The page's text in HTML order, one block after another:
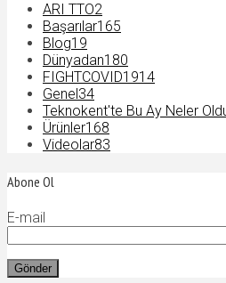
ARI TTO2
Başarılar165
Blog19
Dünyadan180
FIGHTCOVID1914
Genel 34
Teknokent'te Bu Ay Neler
Ürünler168
Videolar83
Abone Ol
E-mail